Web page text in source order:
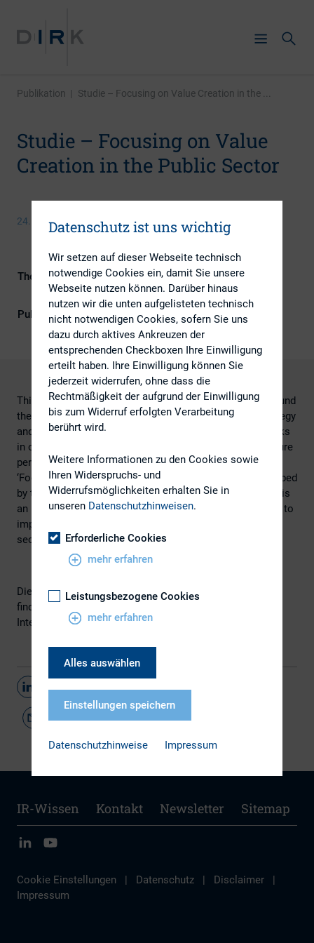
Publikation | Studie – Focusing on Value Creation in the ...
Studie – Focusing on Value
Creation in the Public Sector
24. Oktober 2016
Themengebiet
ESG (inkl. Nachhaltigkeit &
Governance)
Publikationsform
Externe Publikationen
This publication provides guidance for public bodies around
the globe to help them think holistically about their strategy
and plans, make informed decisions and manage key risks
in order to build stakeholder confidence and improve future
performance.
‘Focusing on Value Creation in the Public Sector’, developed
by the IIRC and CIPFA with support from the World Bank, is
an introductory guide for leaders on Integrated Reporting to
improve their understanding of the services the public
sector delivers and the value they create.
Die vollständige Studie zum Thema Integrated Reporting
finden Sie
Integrated Reporting Council (
Teilen
IR-Wissen Kontakt Newsletter Sitemap
Cookie Einstellungen | Datenschutz | Disclaimer
|
Impressum
Datenschutz ist uns wichtig
Wir setzen auf dieser Webseite technisch
notwendige Cookies ein, damit Sie unsere
Webseite nutzen können. Darüber hinaus
nutzen wir die unten aufgelisteten technisch
nicht notwendigen Cookies, sofern Sie uns
dazu durch aktives Ankreuzen der
entsprechenden Checkboxen Ihre Einwilligung
erteilt haben. Ihre Einwilligung können Sie
jederzeit widerrufen, ohne dass die
Rechtmäßigkeit der aufgrund der Einwilligung
bis zum Widerruf erfolgten Verarbeitung
berührt wird.
Weitere Informationen zu den Cookies sowie
Ihren Widerspruchs- und
Widerrufsmöglichkeiten erhalten Sie in
unseren Datenschutzhinweisen.
Erforderliche Cookies
mehr erfahren
Leistungsbezogene Cookies
mehr erfahren
Alles auswählen
Einstellungen speichern
Datenschutzhinweise Impressum